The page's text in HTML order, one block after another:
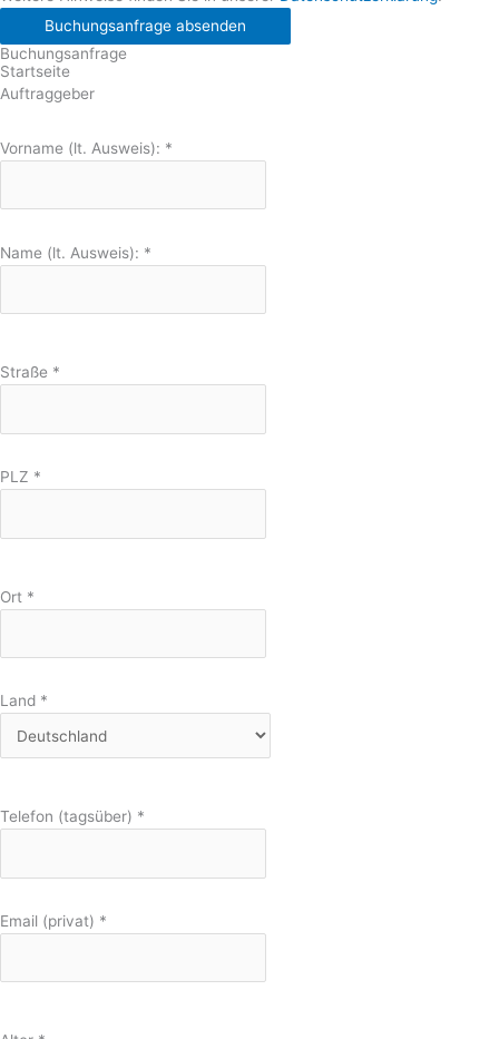
Buchungsanfrage absenden
Buchungsanfrage
Startseite
Auftraggeber
Vorname (lt. Ausweis): *
Name (lt. Ausweis): *
Straße *
PLZ *
Ort *
Land *
Telefon (tagsüber) *
Email (privat) *